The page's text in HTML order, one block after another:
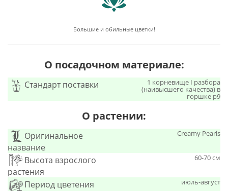
Большие и обильные цветки!
О посадочном материале:
Стандарт поставки 1 корневище I разбора
(наивысшего качества) в
горшке р9
О растении:
Оригинальное
название
Creamy Pearls
Высота взрослого
растения
60-70 см
Период цветения июль-август